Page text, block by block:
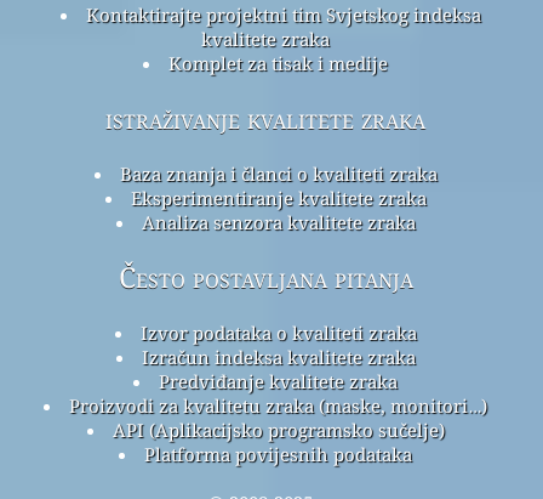
Kontaktirajte projektni tim Svjetskog indeksa
kvalitete zraka
Komplet za tisak i medije
istraživanje kvalitete zraka
Baza znanja i članci o kvaliteti zraka
Eksperimentiranje kvalitete zraka
Analiza senzora kvalitete zraka
Često postavljana pitanja
Izvor podataka o kvaliteti zraka
Izračun indeksa kvalitete zraka
Predviđanje kvalitete zraka
Proizvodi za kvalitetu zraka (maske, monitori…)
API (Aplikacijsko programsko sučelje)
Platforma povijesnih podataka